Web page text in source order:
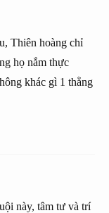
Thiên hoàng chỉ
họ nắm thực
khác gì 1 thằng
này, tâm tư và trí